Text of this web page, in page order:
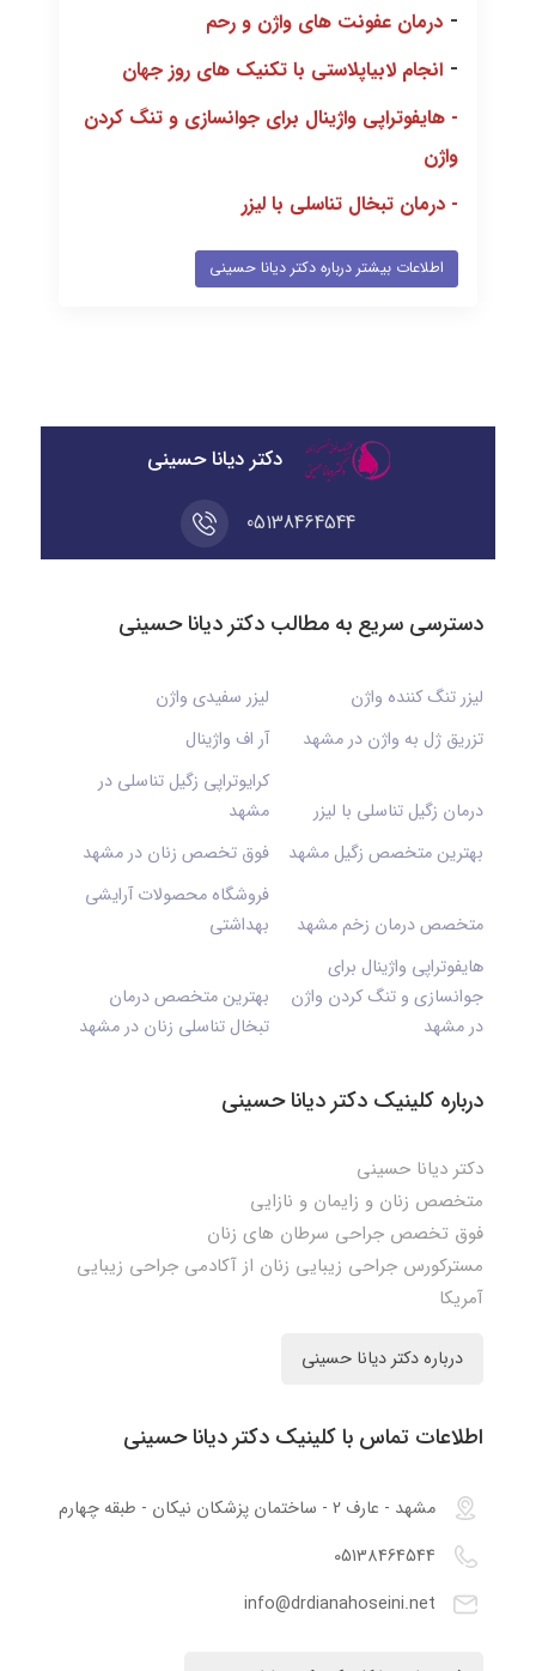
- درمان عفونت های واژن و رحم
- انجام لابیاپلاستی با تکنیک های روز جهان
- هایفوتراپی واژینال برای جوانسازی و تنگ کردن
واژن
- درمان تبخال تناسلی با لیزر
اطلاعات بیشتر درباره دکتر دیانا حسینی
دکتر دیانا حسینی
05138464544
دسترسی سریع به مطالب دکتر دیانا حسینی
لیزر تنگ کننده واژن
لیزر سفیدی واژن
تزریق ژل به واژن در مشهد
آر اف واژینال
درمان زگیل تناسلی با لیزر
کرایوتراپی زگیل تناسلی در
مشهد
بهترین متخصص زگیل مشهد
فوق تخصص زنان در مشهد
متخصص درمان زخم مشهد
فروشگاه محصولات آرایشی
بهداشتی
هایفوتراپی واژینال برای
جوانسازی و تنگ کردن واژن
در مشهد
بهترین متخصص درمان
تبخال تناسلی زنان در مشهد
درباره کلینیک دکتر دیانا حسینی
دکتر دیانا حسینی
متخصص زنان و زایمان و نازایی
فوق تخصص جراحی سرطان های زنان
مسترکورس جراحی زیبایی زنان از آکادمی جراحی زیبایی
آمریکا
درباره دکتر دیانا حسینی
اطلاعات تماس با کلینیک دکتر دیانا حسینی
مشهد - عارف 2 - ساختمان پزشکان نیکان - طبقه چهارم
05138464544
info@drdianahoseini.net